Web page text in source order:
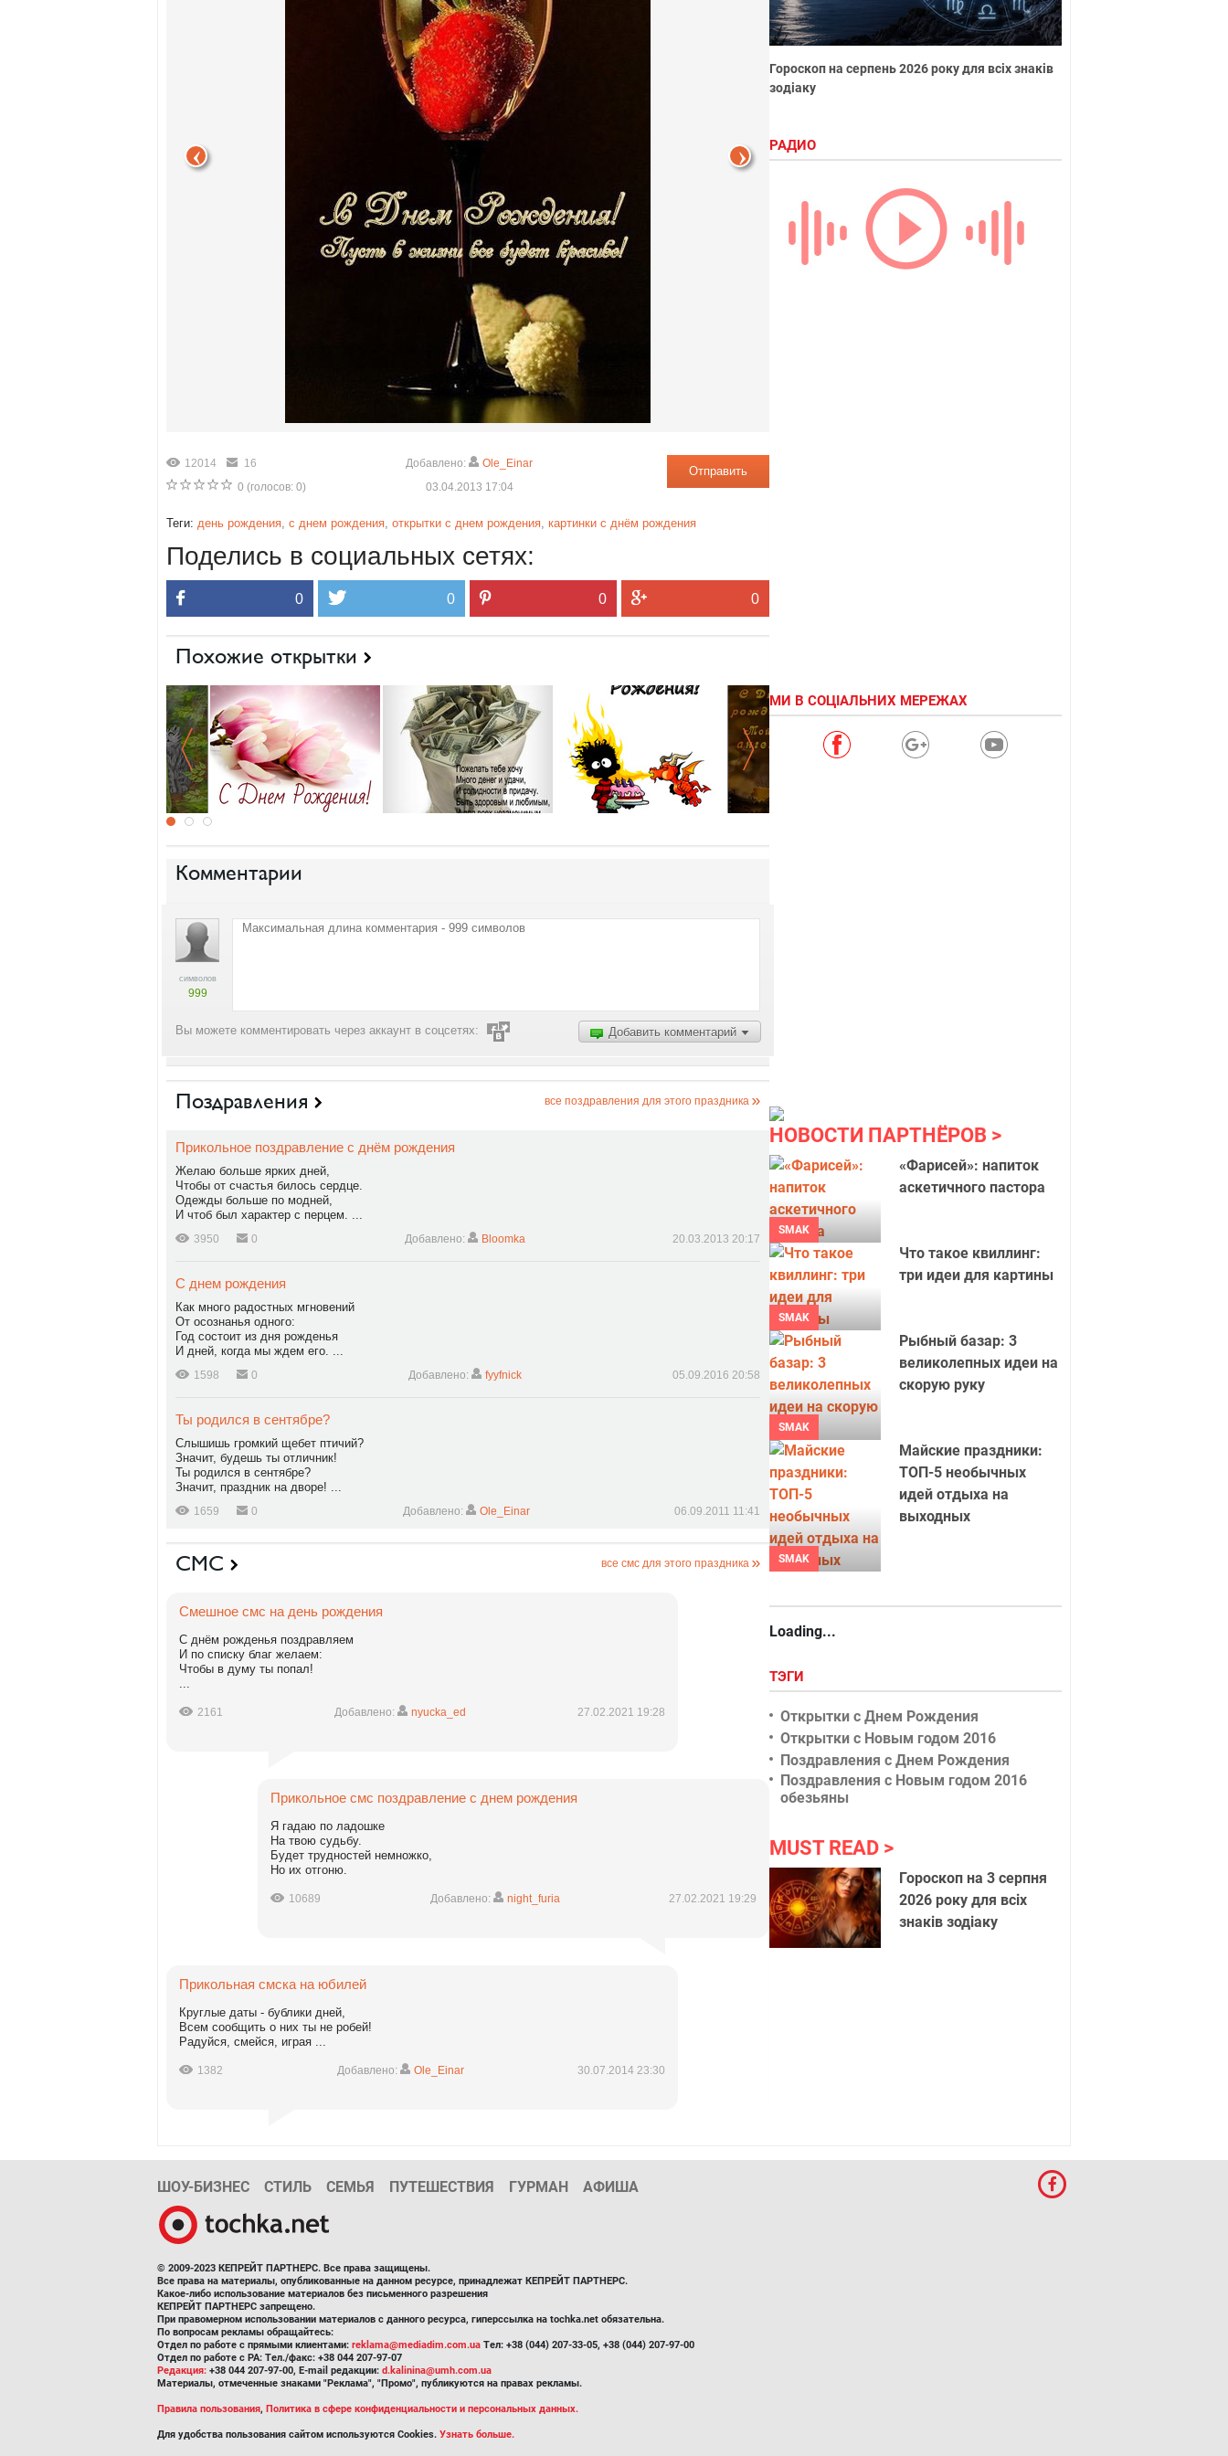
12014
16
0 (голосов: 0)
Отправить
Добавлено:
Ole_Einar
03.04.2013 17:04
Теги: день рождения, с днем рождения, открытки с днем рождения, картинки с днём рождения
Поделись в социальных сетях:
0 0 0 0
Похожие открытки
Комментарии
символов
999
Добавить комментарий
Вы можете комментировать через аккаунт в соцсетях:
Поздравления все поздравления для этого праздника
Прикольное поздравление с днём рождения
Желаю больше ярких дней,
Чтобы от счастья билось сердце.
Одежды больше по модней,
И чтоб был характер с перцем. ...
3950 0 Добавлено: Bloomka 20.03.2013 20:17
С днем рождения
Как много радостных мгновений
От осознанья одного:
Год состоит из дня рожденья
И дней, когда мы ждем его. ...
1598 0 Добавлено: fyyfnick 05.09.2016 20:58
Ты родился в сентябре?
Слышишь громкий щебет птичий?
Значит, будешь ты отличник!
Ты родился в сентябре?
Значит, праздник на дворе! ...
1659 0 Добавлено: Ole_Einar 06.09.2011 11:41
СМС все смс для этого праздника
Смешное смс на день рождения
С днём рожденья поздравляем
И по списку благ желаем:
Чтобы в думу ты попал!
...
2161 Добавлено: nyucka_ed 27.02.2021 19:28
Прикольное смс поздравление с днем рождения
Я гадаю по ладошке
На твою судьбу.
Будет трудностей немножко,
Но их отгоню.
10689 Добавлено: night_furia 27.02.2021 19:29
Прикольная смска на юбилей
Круглые даты - бублики дней,
Всем сообщить о них ты не робей!
Радуйся, смейся, играя ...
1382 Добавлено: Ole_Einar 30.07.2014 23:30
Гороскоп на серпень 2026 року для всіх знаків
зодіаку
РАДИО
МИ В СОЦІАЛЬНИХ МЕРЕЖАХ
НОВОСТИ ПАРТНЁРОВ
SMAK
«Фарисей»: напиток
аскетичного пастора
SMAK
Что такое квиллинг:
три идеи для картины
SMAK
Рыбный базар: 3
великолепных идеи на
скорую руку
SMAK
Майские праздники:
ТОП-5 необычных
идей отдыха на
выходных
Loading...
ТЭГИ
Открытки с Днем Рождения
Открытки с Новым годом 2016
Поздравления с Днем Рождения
Поздравления с Новым годом 2016
обезьяны
MUST READ
Гороскоп на 3 серпня
2026 року для всіх
знаків зодіаку
ШОУ-БИЗНЕС СТИЛЬ СЕМЬЯ ПУТЕШЕСТВИЯ ГУРМАН АФИША
© 2009-2023 КЕПРЕЙТ ПАРТНЕРС. Все права защищены.
Все права на материалы, опубликованные на данном ресурсе, принадлежат КЕПРЕЙТ ПАРТНЕРС.
Какое-либо использование материалов без письменного разрешения
КЕПРЕЙТ ПАРТНЕРС запрещено.
При правомерном использовании материалов с данного ресурса, гиперссылка на tochka.net обязательна.
По вопросам рекламы обращайтесь:
Отдел по работе с прямыми клиентами: reklama@mediadim.com.ua Тел: +38 (044) 207-33-05, +38 (044) 207-97-00
Отдел по работе с РА: Тел./факс: +38 044 207-97-07
Редакция: +38 044 207-97-00, E-mail редакции: d.kalinina@umh.com.ua
Материалы, отмеченные знаками "Реклама", "Промо", публикуются на правах рекламы.
Правила пользования, Политика в сфере конфиденциальности и персональных данных.
Для удобства пользования сайтом используются Cookies. Узнать больше.